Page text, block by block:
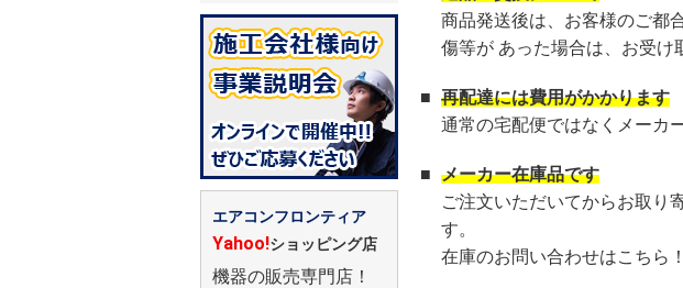
エアコンフロンティア
Yahoo!ショッピング店
機器の販売専門店！
商品発送後は、お客様のご都
傷等が あった場合は、お受け
■ 再配達には費用がかかります
通常の宅配便ではなくメーカ
■ メーカー在庫品です
ご注文いただいてからお取り
す。
在庫のお問い合わせはこちら！